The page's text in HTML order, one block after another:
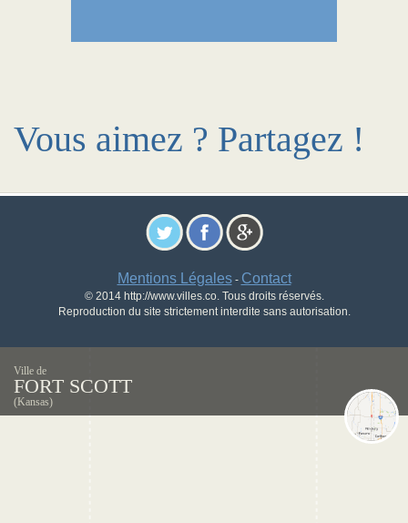
Vous aimez ? Partagez !
Mentions Légales- Contact
© 2014 http://www.villes.co. Tous droits réservés.
Reproduction du site strictement interdite sans autorisation.
Ville de
FORT SCOTT
(Kansas)